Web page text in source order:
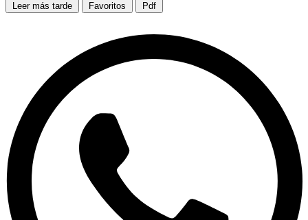
Leer más tarde Favoritos Pdf